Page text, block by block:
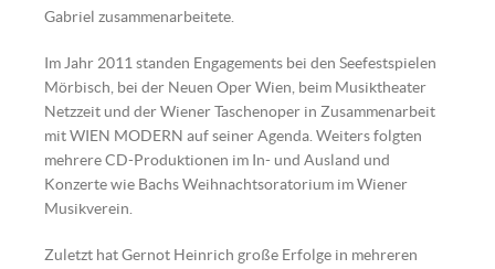
Gabriel zusammenarbeitete.
Im Jahr 2011 standen Engagements bei den Seefestspielen
Mörbisch, bei der Neuen Oper Wien, beim Musiktheater
Netzzeit und der Wiener Taschenoper in Zusammenarbeit
mit WIEN MODERN auf seiner Agenda. Weiters folgten
mehrere CD-Produktionen im In- und Ausland und
Konzerte wie Bachs Weihnachtsoratorium im Wiener
Musikverein.
Zuletzt hat Gernot Heinrich große Erfolge in mehreren